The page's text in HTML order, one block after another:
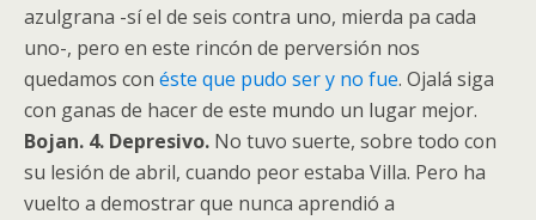
azulgrana -sí el de seis contra uno, mierda pa cada
uno-, pero en este rincón de perversión nos
quedamos con éste que pudo ser y no fue. Ojalá siga
con ganas de hacer de este mundo un lugar mejor.
Bojan. 4. Depresivo. No tuvo suerte, sobre todo con
su lesión de abril, cuando peor estaba Villa. Pero ha
vuelto a demostrar que nunca aprendió a